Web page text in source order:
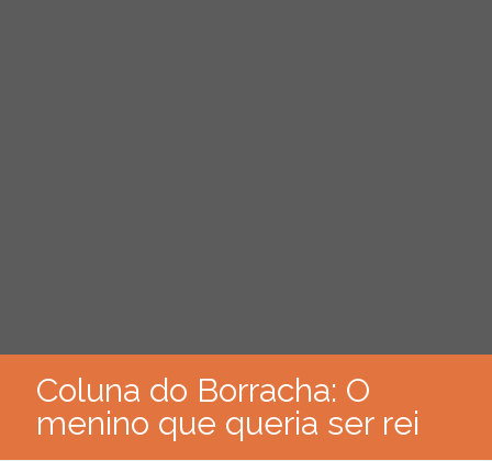
Coluna do Borracha: O
menino que queria ser rei